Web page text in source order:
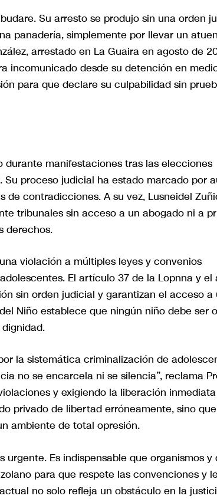
Su arresto se produjo sin una orden
panadería, simplemente por llevar un
arrestado en La Guaira en agosto de
incomunicado desde su detención en
para que declare su culpabilidad sin
durante manifestaciones tras las elecciones
proceso judicial ha estado marcado por
contradicciones. A su vez, Lusneidel
tribunales sin acceso a un abogado ni a
derechos.
violación a múltiples leyes y convenios
El artículo 37 de la Lopnna y
sin orden judicial y garantizan el acceso a
Niño establece que ningún niño debe ser
la sistemática criminalización de
no se encarcela ni se silencia”, reclama
y exigiendo la liberación
privado de libertad erróneamente, sino
ambiente de total opresión.
Es indispensable que organismos y
para que respete las convenciones y
no solo refleja un obstáculo en la